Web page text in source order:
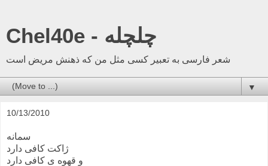
Chel40e - چلچله
شعر فارسی به تعبیر کسی مثل من که ذهنش مریض است
▼
10/13/2010
سمانه
ژاکت کافی دارد
و قهوه ی کافی دارد